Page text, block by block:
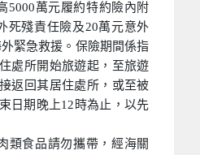
5000萬元履約特約險內附
死殘責任險及20萬元意外
緊急救援。保險期間係指
處所開始旅遊起，至旅遊
返回其居住處所，或至被
日期晚上12時為止，以先
類食品請勿攜帶，經海關